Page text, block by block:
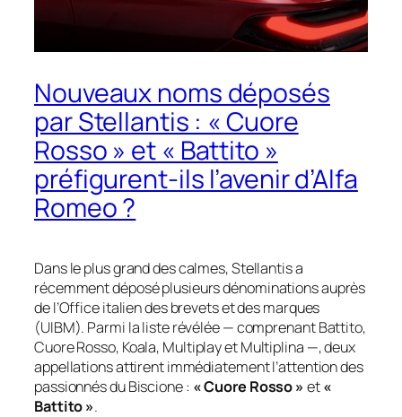
Nouveaux noms déposés
par Stellantis : « Cuore
Rosso » et « Battito »
préfigurent-ils l’avenir d’Alfa
Romeo ?
Dans le plus grand des calmes, Stellantis a
récemment déposé plusieurs dénominations auprès
de l’Office italien des brevets et des marques
(UIBM). Parmi la liste révélée — comprenantBattito,
Cuore Rosso, Koala, MultiplayetMultiplina —, deux
appellations attirent immédiatement l’attention des
passionnés du Biscione : « Cuore Rosso » et«
Battito ».